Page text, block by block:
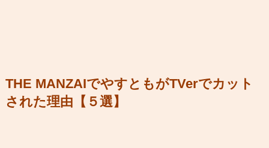
THE MANZAIでやすともがTVerでカット
された理由【５選】